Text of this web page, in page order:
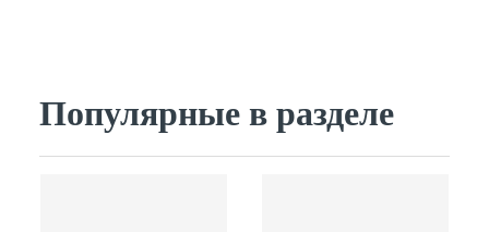
Популярные в разделе